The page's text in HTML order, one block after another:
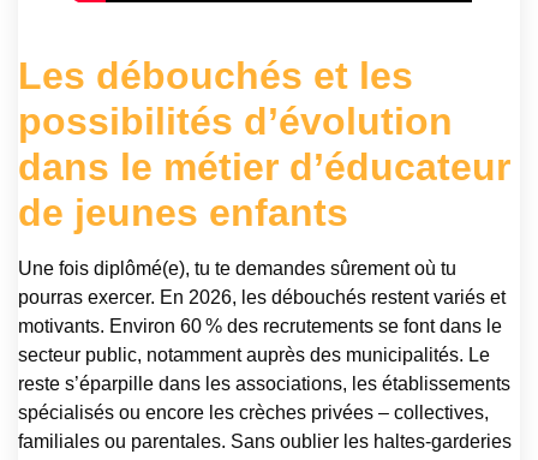
Les débouchés et les
possibilités d’évolution
dans le métier d’éducateur
de jeunes enfants
Une fois diplômé(e), tu te demandes sûrement où tu
pourras exercer. En 2026, les débouchés restent variés et
motivants. Environ 60 % des recrutements se font dans le
secteur public, notamment auprès des municipalités. Le
reste s’éparpille dans les associations, les établissements
spécialisés ou encore les crèches privées – collectives,
familiales ou parentales. Sans oublier les haltes-garderies